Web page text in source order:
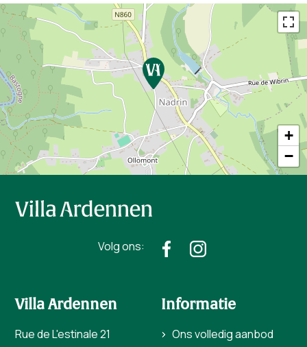
+
−
Volg ons:
Villa Ardennen
Rue de L'estinale 21
Informatie
Ons volledig aanbod